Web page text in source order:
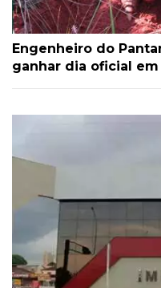
Engenheiro do
ganhar dia oficial em